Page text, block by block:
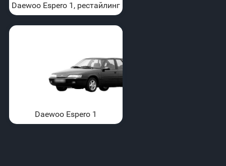
Daewoo Espero 1, рестайлинг
Daewoo Espero 1